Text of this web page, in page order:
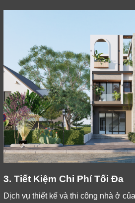
3. Tiết Kiệm Chi Phí Tối Đa
Dịch vụ thiết kế và thi công nhà ở